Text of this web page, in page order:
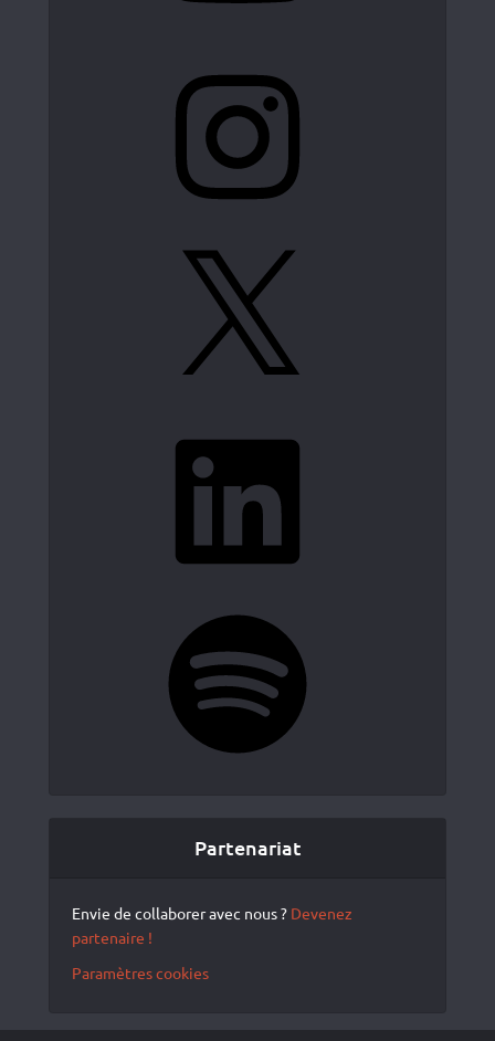
Partenariat
Envie de collaborer avec nous ? Devenez
partenaire !
Paramètres cookies